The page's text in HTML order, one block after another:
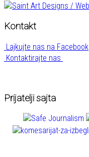
Kontakt
Lajkujte nas na Facebook
Kontaktirajte nas
Prijatelji sajta